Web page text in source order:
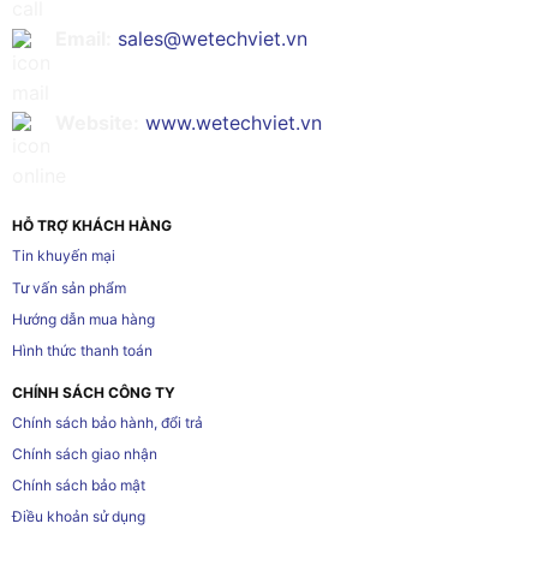
sales@wetechviet.vn
www.wetechviet.vn
HỖ TRỢ KHÁCH HÀNG
Tin khuyến mại
Tư vấn sản phẩm
Hướng dẫn mua hàng
Hình thức thanh toán
CHÍNH SÁCH CÔNG TY
Chính sách bảo hành, đổi trả
Chính sách giao nhận
Chính sách bảo mật
Điều khoản sử dụng